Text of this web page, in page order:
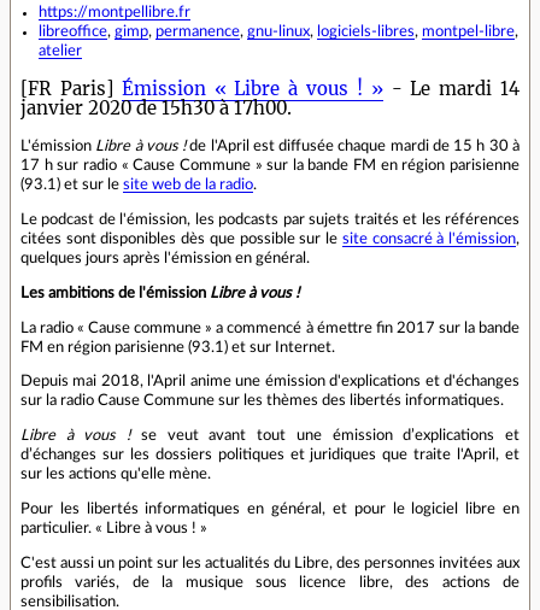
https://montpellibre.fr
libreoffice, gimp, permanence, gnu-linux, logiciels-libres, montpel-libre,
atelier
[FR Paris] Émission « Libre à vous ! »- Le mardi 14
janvier 2020 de 15h30 à 17h00.
L'émission Libre à vous !de l'April est diffusée chaque mardi de 15 h 30 à
17 h sur radio « Cause Commune » sur la bande FM en région parisienne
(93.1) et sur le site web de la radio.
Le podcast de l'émission, les podcasts par sujets traités et les références
citées sont disponibles dès que possible sur le site consacré à l'émission,
quelques jours après l'émission en général.
Les ambitions de l'émission Libre à vous !
La radio « Cause commune » a commencé à émettre fin 2017 sur la bande
FM en région parisienne (93.1) et sur Internet.
Depuis mai 2018, l'April anime une émission d'explications et d'échanges
sur la radio Cause Commune sur les thèmes des libertés informatiques.
Libre à vous !se veut avant tout une émission d’explications et
d’échanges sur les dossiers politiques et juridiques que traite l'April, et
sur les actions qu'elle mène.
Pour les libertés informatiques en général, et pour le logiciel libre en
particulier. « Libre à vous ! »
C'est aussi un point sur les actualités du Libre, des personnes invitées aux
profils variés, de la musique sous licence libre, des actions de
sensibilisation.